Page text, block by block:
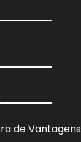
de Vantagens